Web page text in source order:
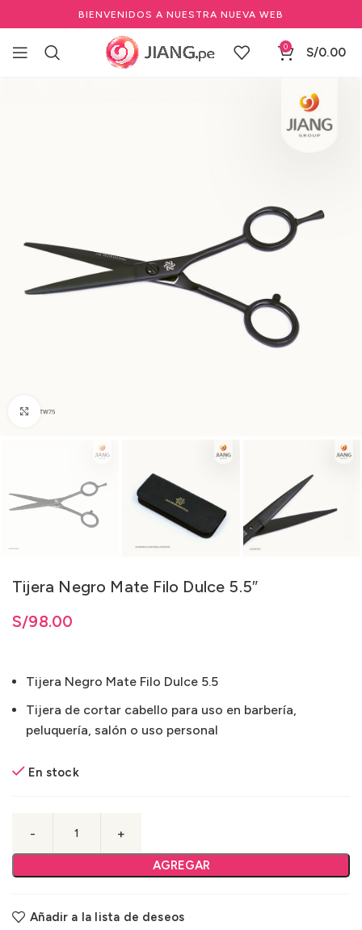
BIENVENIDOS A NUESTRA NUEVA WEB
0 S/0.00
Herramientas de Barbería
Clic para ampliar
Tijera Negro Mate Filo Dulce 5.5″
S/98.00
Tijera Negro Mate Filo Dulce 5.5
Tijera de cortar cabello para uso en barbería,
peluquería, salón o uso personal
En stock
AGREGAR
Añadir a la lista de deseos